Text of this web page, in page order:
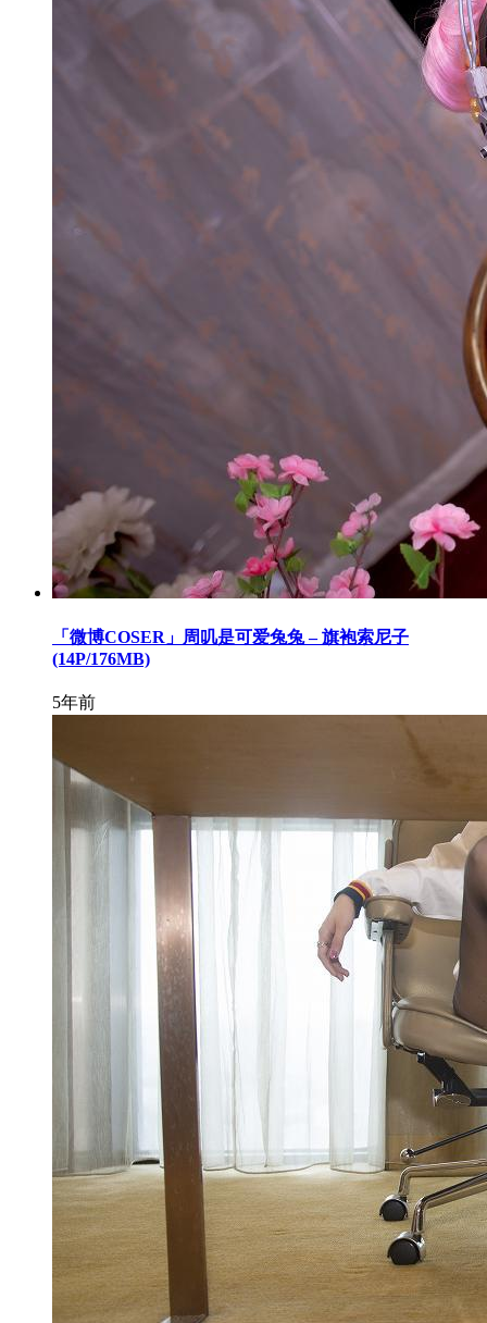
「微博COSER」周叽是可爱兔兔 – 旗袍索尼子
(14P/176MB)
5年前